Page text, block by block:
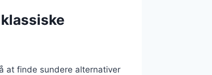
at finde sundere alternativer